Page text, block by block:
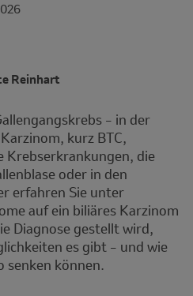
Reinhart
– in der
kurz BTC,
Krebserkrankungen, die
oder in den
erfahren Sie unter
auf ein biliäres Karzinom
Diagnose gestellt wird,
es gibt – und wie
senken können.